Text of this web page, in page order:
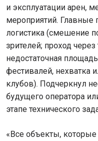
и эксплуатации
мероприятий. Главные
логистика (смешение
зрителей; проход
недостаточная
фестивалей, нехватка
клубов). Подчеркнул
будущего оператора
этапе технического
«Все объекты, которые